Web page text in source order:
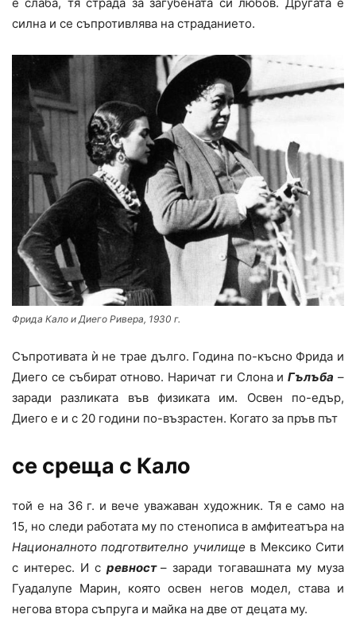
е слаба, тя страда за загубената си любов. Другата е
силна и се съпротивлява на страданието.
Фрида Кало и Диего Ривера, 1930 г.
Съпротивата ѝ не трае дълго. Година по-късно Фрида и
Диего се събират отново. Наричат ги Слона иГълъба –
заради разликата във физиката им. Освен по-едър,
Диего е и с 20 години по-възрастен. Когато за пръв път
се среща с Кало
той е на 36 г. и вече уважаван художник. Тя е само на
15, но следи работата му по стенописа в амфитеатъра на
Националното подготвително училище в Мексико Сити
с интерес. И с ревност– заради тогавашната му муза
Гуадалупе Марин, която освен негов модел, става и
негова втора съпруга и майка на две от децата му.